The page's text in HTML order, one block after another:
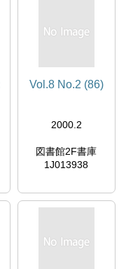
Vol.8 No.2 (86)
2000.2
図書館2F書庫
1J013938